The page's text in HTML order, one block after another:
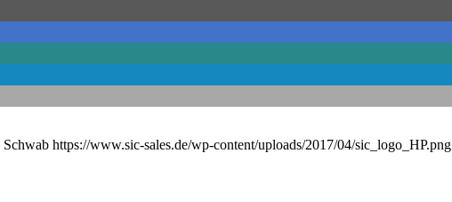
https://www.sic-sales.de/wp-content/uploads/2017/04/sic_logo_HP.png